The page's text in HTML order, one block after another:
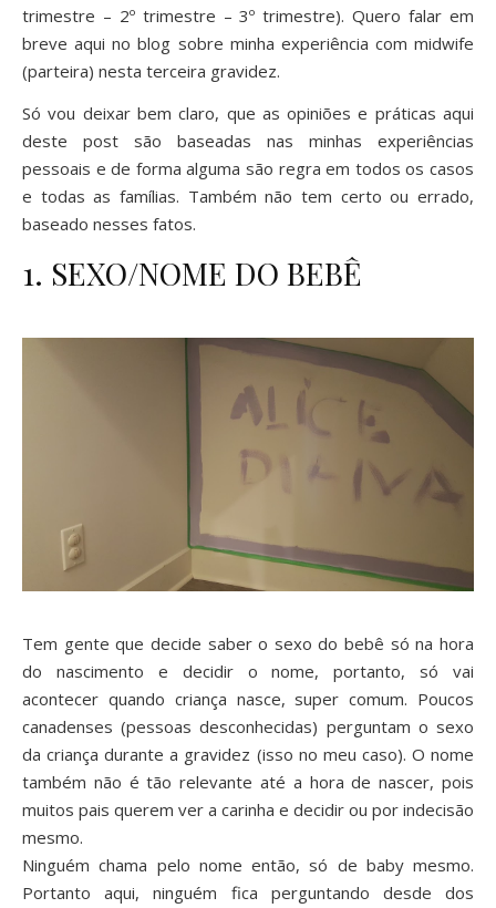
trimestre – 2º trimestre –3º trimestre). Quero falar em
breve aqui no blog sobre minha experiência com midwife
(parteira) nesta terceira gravidez.
Só vou deixar bem claro, que as opiniões e práticas aqui
deste post são baseadas nas minhas experiências
pessoais e de forma alguma são regra em todos os casos
e todas as famílias. Também não tem certo ou errado,
baseado nesses fatos.
1. SEXO/NOME DO BEBÊ
Tem gente que decide saber o sexo do bebê só na hora
do nascimento e decidir o nome, portanto, só vai
acontecer quando criança nasce, super comum. Poucos
canadenses (pessoas desconhecidas) perguntam o sexo
da criança durante a gravidez (isso no meu caso). O nome
também não é tão relevante até a hora de nascer, pois
muitos pais querem ver a carinha e decidir ou por indecisão
mesmo.
Ninguém chama pelo nome então, só de baby mesmo.
Portanto aqui, ninguém fica perguntando desde dos